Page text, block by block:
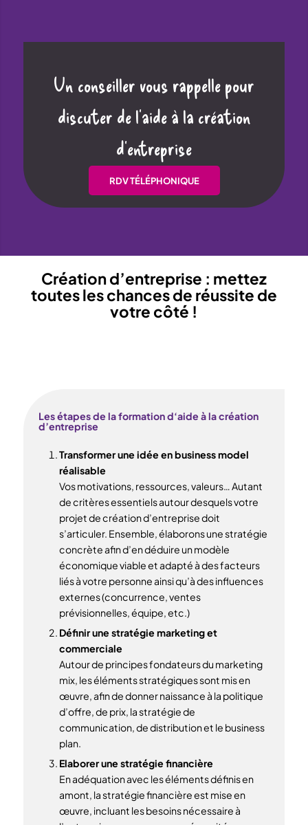
Un conseiller vous rappelle pour
discuter de l’aide à la création
d’entreprise
RDV TÉLÉPHONIQUE
Création d’entreprise : mettez
toutes les chances de réussite de
votre côté !
Les étapes de la formation d‘aide à la création
d’entreprise
Transformer une idée en business model
réalisable
Vos motivations, ressources, valeurs… Autant
de critères essentiels autour desquels votre
projet de création d’entreprise doit
s’articuler. Ensemble, élaborons une stratégie
concrète afin d’en déduire un modèle
économique viable et adapté à des facteurs
liés à votre personne ainsi qu’à des influences
externes (concurrence, ventes
prévisionnelles, équipe, etc.)
Définir une stratégie marketing et
commerciale
Autour de principes fondateurs du marketing
mix, les éléments stratégiques sont mis en
œuvre, afin de donner naissance à la politique
d’offre, de prix, la stratégie de
communication, de distribution et le business
plan.
Elaborer une stratégie financière
En adéquation avec les éléments définis en
amont, la stratégie financière est mise en
œuvre, incluant les besoins nécessaire à